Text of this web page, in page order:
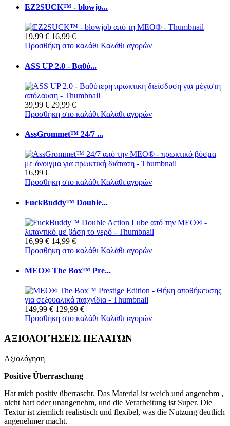
EZ2SUCK™ - blowjo...
19,99 € 16,99 €
Προσθήκη στο καλάθι Καλάθι αγορών
ASS UP 2.0 - Βαθύ...
39,99 € 29,99 €
Προσθήκη στο καλάθι Καλάθι αγορών
AssGrommet™ 24/7 ...
16,99 €
Προσθήκη στο καλάθι Καλάθι αγορών
FuckBuddy™ Double...
16,99 € 14,99 €
Προσθήκη στο καλάθι Καλάθι αγορών
MEO® The Box™ Pre...
149,99 € 129,99 €
Προσθήκη στο καλάθι Καλάθι αγορών
ΑΞΙΟΛΟΓΉΣΕΙΣ ΠΕΛΑΤΏΝ
Αξιολόγηση
Positive Überraschung
Hat mich positiv überrascht. Das Material ist weich und angenehm ,
nicht hart oder unangenehm, und die Verarbeitung ist Super. Die
Textur ist ziemlich realistisch und flexibel, was die Nutzung deutlich
angenehmer macht.